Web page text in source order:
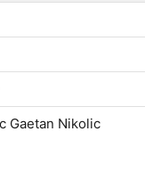
Gaetan Nikolic